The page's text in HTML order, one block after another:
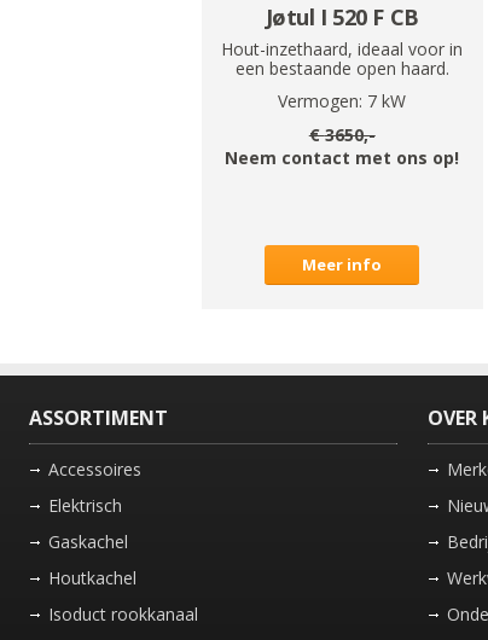
Jøtul I 520 F CB
Hout-inzethaard, ideaal voor in
een bestaande open haard.
Vermogen: 7 kW
€3650,-
Neem contact met ons op!
Meer info
ASSORTIMENT
Accessoires
Elektrisch
Gaskachel
Houtkachel
Isoduct rookkanaal
OVER